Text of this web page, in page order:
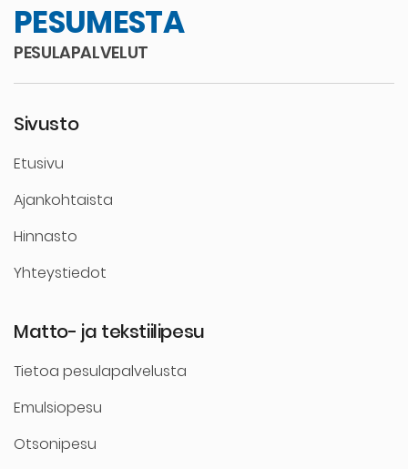
PESUMESTA
PESULAPALVELUT
Sivusto
Etusivu
Ajankohtaista
Hinnasto
Yhteystiedot
Matto- ja tekstiilipesu
Tietoa pesulapalvelusta
Emulsiopesu
Otsonipesu